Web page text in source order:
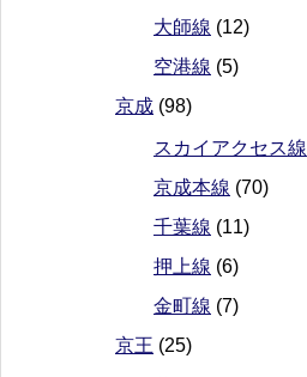
大師線 (12)
空港線 (5)
京成 (98)
スカイアクセス線
京成本線 (70)
千葉線 (11)
押上線 (6)
金町線 (7)
京王 (25)